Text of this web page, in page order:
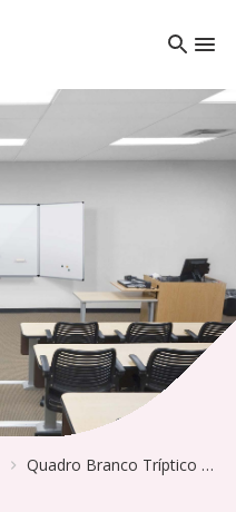
Quadro Branco Tríptico Maya Education